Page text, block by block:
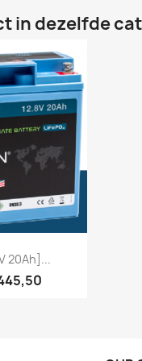
in dezelfde
20Ah]...